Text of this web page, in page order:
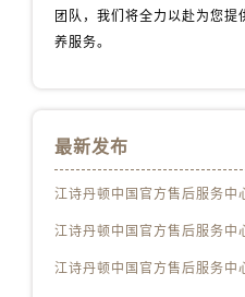
团队，我们将全力以赴为您
养服务。
最新发布